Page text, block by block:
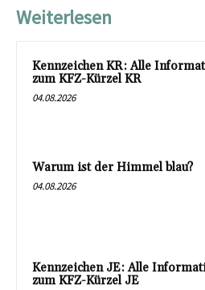
Weiterlesen
Kennzeichen KR: Alle
zum KFZ-Kürzel KR
04.08.2026
Warum ist der Himmel blau?
04.08.2026
Kennzeichen JE: Alle
zum KFZ-Kürzel JE